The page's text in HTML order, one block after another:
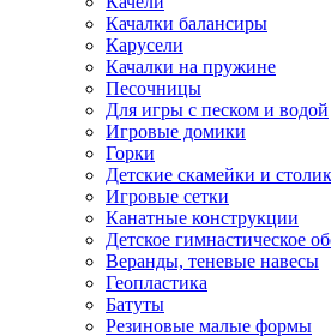
Качалки балансиры
Карусели
Качалки на пружине
Песочницы
Для игры с песком и водой
Игровые домики
Горки
Детские скамейки и
Игровые сетки
Канатные конструкции
Детское гимнастическое
Веранды, теневые навесы
Геопластика
Батуты
Резиновые малые формы